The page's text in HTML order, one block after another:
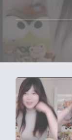
国外主播
主播合集
用户中心
会员登陆